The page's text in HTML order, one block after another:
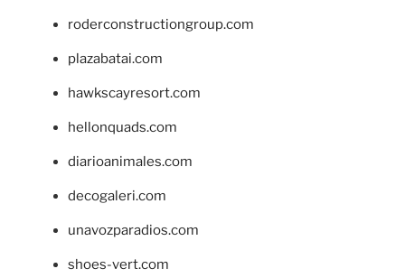
roderconstructiongroup.com
plazabatai.com
hawkscayresort.com
hellonquads.com
diarioanimales.com
decogaleri.com
unavozparadios.com
shoes-vert.com